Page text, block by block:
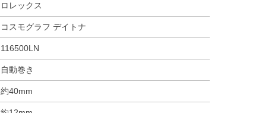
ロレックス
コスモグラフ デイトナ
116500LN
自動巻き
約40mm